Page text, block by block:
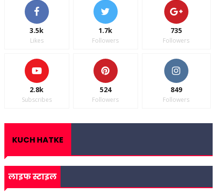
3.5k
Likes
1.7k
Followers
735
Followers
2.8k
Subscribes
524
Followers
849
Followers
KUCH HATKE
लाइफ स्टाइल